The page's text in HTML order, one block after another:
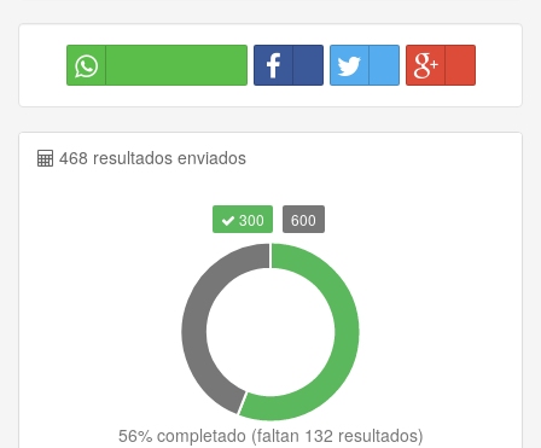
468 resultados enviados
300 600
56% completado (faltan 132 resultados)